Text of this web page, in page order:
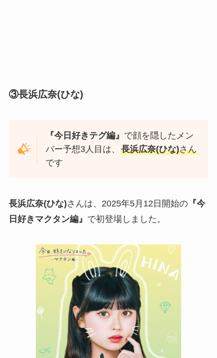
③長浜広奈(ひな)
『今日好きテグ編』 で顔を隠したメン
バー予想3人目は、長浜広奈(ひな)さん
です
長浜広奈(ひな)さんは、2025年5月12日開始の『今
日好きマクタン編』 で初登場しました。